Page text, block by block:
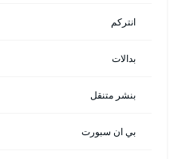
انتركم
بدالات
بنشر متنقل
بي ان سبورت